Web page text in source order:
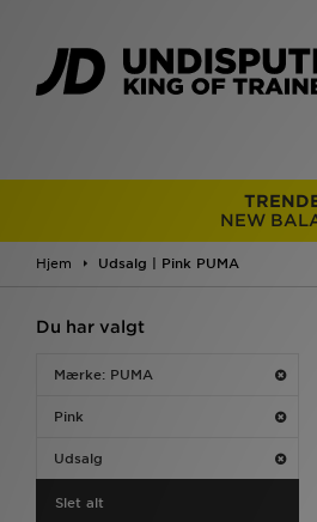
NEW
Hjem Udsalg | Pink PUMA
Du har valgt
Mærke: PUMA
Pink
Udsalg
Slet alt